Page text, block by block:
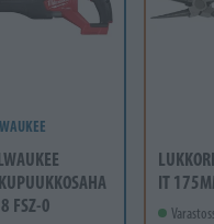
FSZ-0
IT